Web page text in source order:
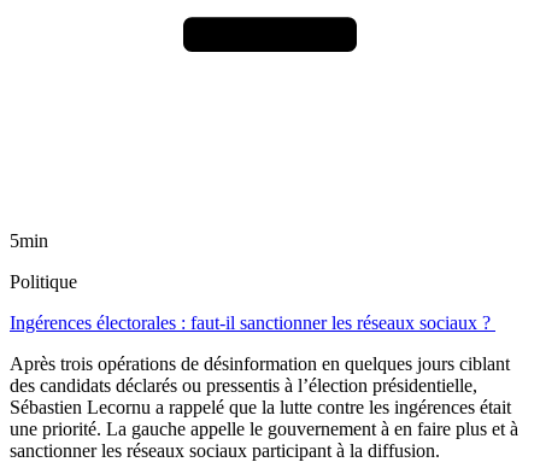
5min
Politique
Ingérences électorales : faut-il sanctionner les réseaux sociaux ?
Après trois opérations de désinformation en quelques jours ciblant
des candidats déclarés ou pressentis à l’élection présidentielle,
Sébastien Lecornu a rappelé que la lutte contre les ingérences était
une priorité. La gauche appelle le gouvernement à en faire plus et à
sanctionner les réseaux sociaux participant à la diffusion.